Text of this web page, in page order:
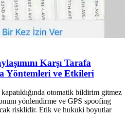
Karşı Tarafa
Yöntemleri ve Etkileri
otomatik bildirim gitmez
yönlendirme ve GPS spoofing
risklidir. Etik ve hukuki boyutlar